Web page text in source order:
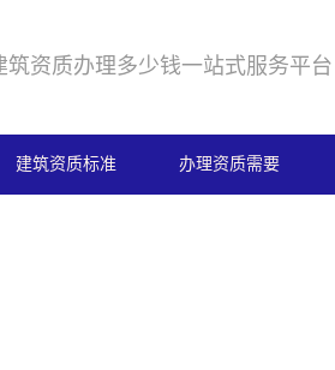
筑资质办理多少钱一站式服务平台
建筑资质标准 办理资质需要